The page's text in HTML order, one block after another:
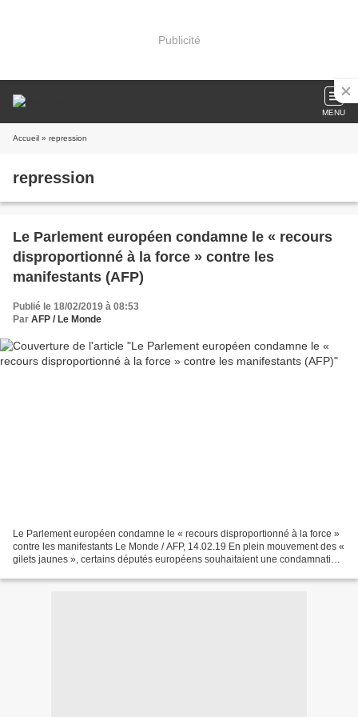
Publicité
MENU
Accueil » repression
repression
Le Parlement européen condamne le « recours
disproportionné à la force » contre les
manifestants (AFP)
Publié le 18/02/2019 à 08:53
Par AFP / Le Monde
Le Parlement européen condamne le « recours disproportionné à la force »
contre les manifestants Le Monde / AFP, 14.02.19 En plein mouvement des «
gilets jaunes », certains députés européens souhaitaient une condamnation